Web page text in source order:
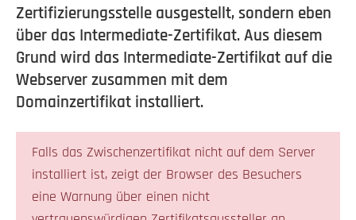
Zertifizierungsstelle ausgestellt, sondern eben
über das Intermediate-Zertifikat. Aus diesem
Grund wird das Intermediate-Zertifikat auf die
Webserver zusammen mit dem
Domainzertifikat installiert.
Falls das Zwischenzertifikat nicht auf dem Server
installiert ist, zeigt der Browser des Besuchers
eine Warnung über einen nicht